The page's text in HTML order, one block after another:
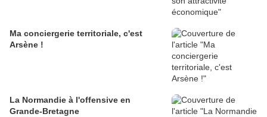
Ma conciergerie territoriale, c'est
Arsène !
La Normandie à l'offensive en
Grande-Bretagne